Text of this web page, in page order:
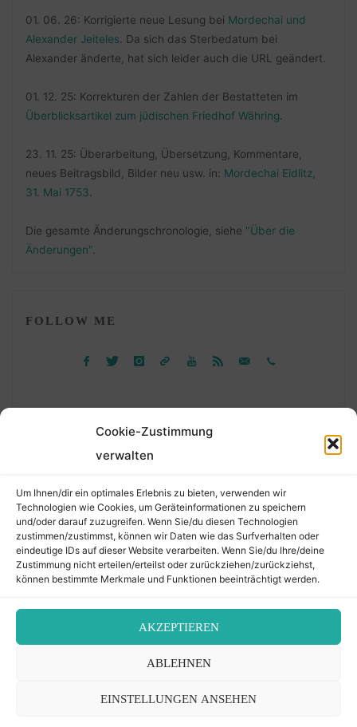
Cookie-Zustimmung
verwalten
Um Ihnen/dir ein optimales Erlebnis zu bieten, verwenden wir
Technologien wie Cookies, um Geräteinformationen zu speichern
und/oder darauf zuzugreifen. Wenn Sie/du diesen Technologien
zustimmen/zustimmst, können wir Daten wie das Surfverhalten oder
eindeutige IDs auf dieser Website verarbeiten. Wenn Sie/du Ihre/deine
Zustimmung nicht erteilen/erteilst oder zurückziehen/zurückziehst,
können bestimmte Merkmale und Funktionen beeinträchtigt werden.
AKZEPTIEREN
ABLEHNEN
EINSTELLUNGEN ANSEHEN
01. 06. 26: Korrigierte neue Lesung bei Mordechai und
Alexander Jeiteles. Da sich das Sterbedatum bei
Alexander änderte, hat sich leider auch die URL geändert.
01. 12. 25: Korrekturen der Zahlen der Bestatteten im
Überblicksartikel zum jüdischen Friedhof Währing.
23. 11. 25: Überarbeitung, Übersetzung, Kommentare,
neues Beitragsbild, Bilder neu usw. in: Mordechai Eidlitz,
31. Mai 1753.
Die gesamte Änderungschronologie, siehe "Über die
Änderungen".
FOLLOW ME
nach:
©2026 Der Transkribierer
Kontakt / Impressum
Cookie-Richtlinie (EU)
Back
to